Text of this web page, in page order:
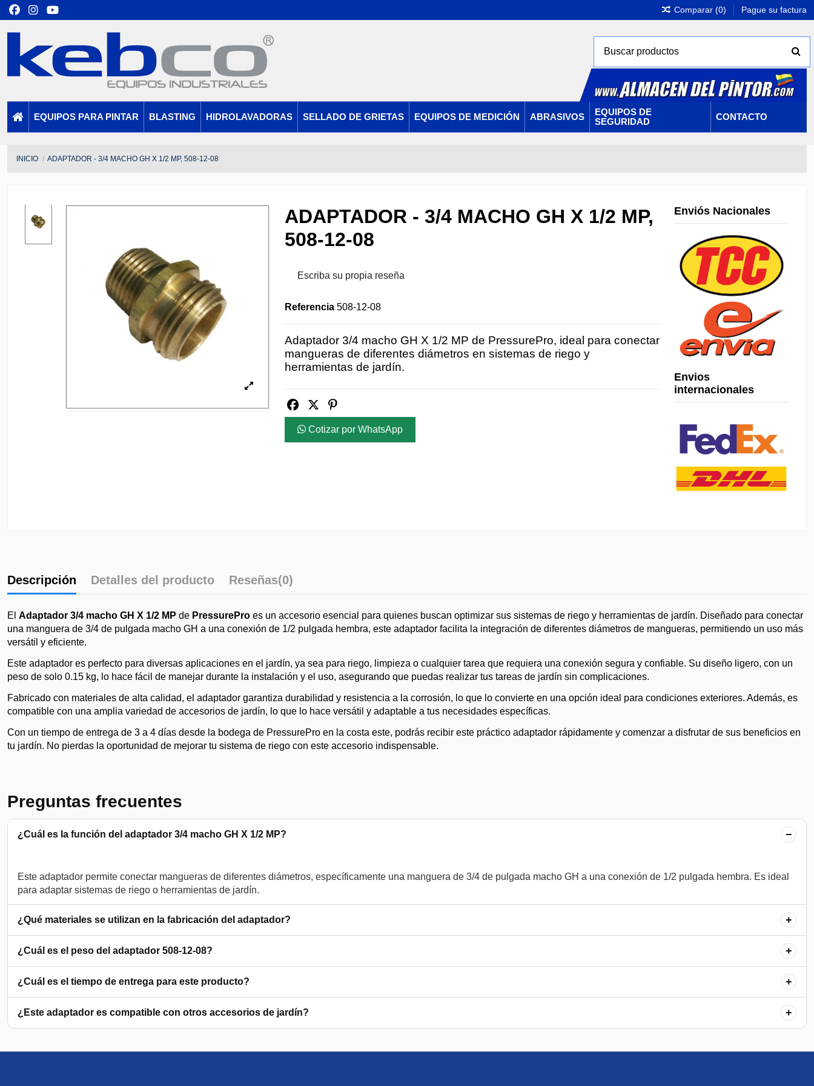
Comparar (0) Pague su factura
EQUIPOS PARA PINTAR BLASTING HIDROLAVADORAS SELLADO DE GRIETAS EQUIPOS DE MEDICIÓN ABRASIVOS
EQUIPOS DE
SEGURIDAD
CONTACTO
INICIO ADAPTADOR - 3/4 MACHO GH X 1/2 MP, 508-12-08
ADAPTADOR - 3/4 MACHO GH X 1/2 MP,
508-12-08
Escriba su propia reseña
Referencia 508-12-08
Adaptador 3/4 macho GH X 1/2 MP de PressurePro, ideal para conectar
mangueras de diferentes diámetros en sistemas de riego y
herramientas de jardín.
Cotizar por WhatsApp
Enviós Nacionales
Envios
internacionales
Descripción Detalles del producto Reseñas(0)
El Adaptador 3/4 macho GH X 1/2 MP de PressurePro es un accesorio esencial para quienes buscan optimizar sus sistemas de riego y herramientas de jardín. Diseñado para conectar
una manguera de 3/4 de pulgada macho GH a una conexión de 1/2 pulgada hembra, este adaptador facilita la integración de diferentes diámetros de mangueras, permitiendo un uso más
versátil y eficiente.
Este adaptador es perfecto para diversas aplicaciones en el jardín, ya sea para riego, limpieza o cualquier tarea que requiera una conexión segura y confiable. Su diseño ligero, con un
peso de solo 0.15 kg, lo hace fácil de manejar durante la instalación y el uso, asegurando que puedas realizar tus tareas de jardín sin complicaciones.
Fabricado con materiales de alta calidad, el adaptador garantiza durabilidad y resistencia a la corrosión, lo que lo convierte en una opción ideal para condiciones exteriores. Además, es
compatible con una amplia variedad de accesorios de jardín, lo que lo hace versátil y adaptable a tus necesidades específicas.
Con un tiempo de entrega de 3 a 4 días desde la bodega de PressurePro en la costa este, podrás recibir este práctico adaptador rápidamente y comenzar a disfrutar de sus beneficios en
tu jardín. No pierdas la oportunidad de mejorar tu sistema de riego con este accesorio indispensable.
Preguntas frecuentes
¿Cuál es la función del adaptador 3/4 macho GH X 1/2 MP? −
Este adaptador permite conectar mangueras de diferentes diámetros, específicamente una manguera de 3/4 de pulgada macho GH a una conexión de 1/2 pulgada hembra. Es ideal
¿Qué materiales se utilizan en la fabricación del adaptador? +
¿Cuál es el peso del adaptador 508-12-08? +
¿Cuál es el tiempo de entrega para este producto? +
¿Este adaptador es compatible con otros accesorios de jardín? +